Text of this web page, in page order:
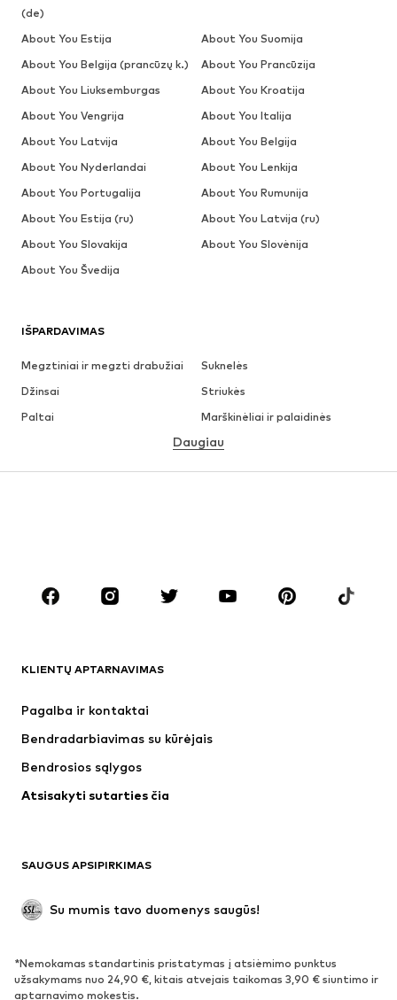
IŠPARDAVIMAS
Megztiniai ir megzti drabužiai
Suknelės
Džinsai
Striukės
Paltai
Marškinėliai ir palaidinės
Apatiniai
Sijonai
Palaidinės ir tunikos
Aksesuarai
Premium
Naujienos
Apatiniai
Paltai
Proginiai
Išskirtiniai
BATAI
Daugiau
KLIENTŲ APTARNAVIMAS
Pagalba ir kontaktai
Bendradarbiavimas su kūrėjais
Bendrosios sąlygos
Atsisakyti sutarties čia
SAUGUS APSIPIRKIMAS
Su mumis tavo duomenys saugūs!
*Nemokamas standartinis pristatymas į atsiėmimo punktus
užsakymams nuo 24,90 €, kitais atvejais taikomas 3,90 € siuntimo ir
aptarnavimo mokestis.
(de)
About You Estija
About You Suomija
About You Belgija (prancūzų k.)
About You Prancūzija
About You Liuksemburgas
About You Kroatija
About You Vengrija
About You Italija
About You Latvija
About You Belgija
About You Nyderlandai
About You Lenkija
About You Portugalija
About You Rumunija
About You Estija (ru)
About You Latvija (ru)
About You Slovakija
About You Slovėnija
About You Švedija